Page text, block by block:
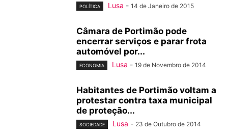
POLÍTICA Lusa - 14 de Janeiro de 2015
Câmara de Portimão pode
encerrar serviços e parar frota
automóvel por...
ECONOMIA Lusa - 19 de Novembro de 2014
Habitantes de Portimão voltam a
protestar contra taxa municipal
de proteção...
SOCIEDADE Lusa - 23 de Outubro de 2014